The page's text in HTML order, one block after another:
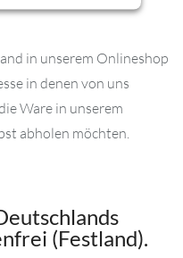
in unserem Onlineshop
in denen von uns
Ware in unserem
abholen möchten.
(Festland).